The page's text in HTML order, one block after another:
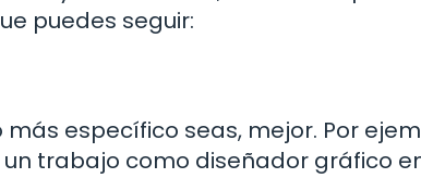
puedes seguir:
específico seas, mejor. Por
trabajo como diseñador gráfico